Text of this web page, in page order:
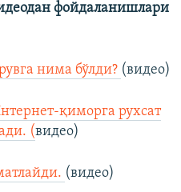
фойдаланишлари
нима бўлди? (видео)
қиморга рухсат
(видео)
(видео)